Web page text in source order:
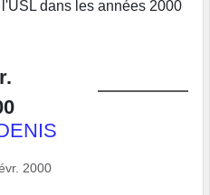
dans les années 2000
2000